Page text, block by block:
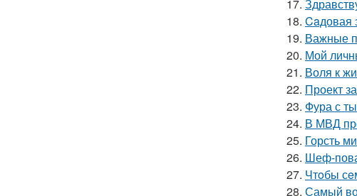
17.
18. Caдовая
19. Важные
20. Мой
21. Воля к
22. Проект
23. Фура с
24. В МВД
25. Горсть
26. Шеф-
27. Чтoбы
28. Самый